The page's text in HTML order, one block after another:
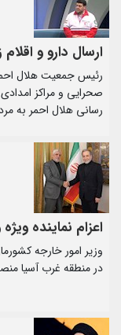
ارسال دارو و
رئیس جمعیت هلال
صحرایی و مراکز
رسانی هلال احمر به
اعزام نماینده
وزیر امور خارجه
در منطقه غرب آسیا